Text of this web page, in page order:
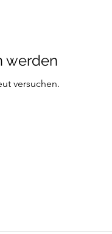
werden
versuchen.